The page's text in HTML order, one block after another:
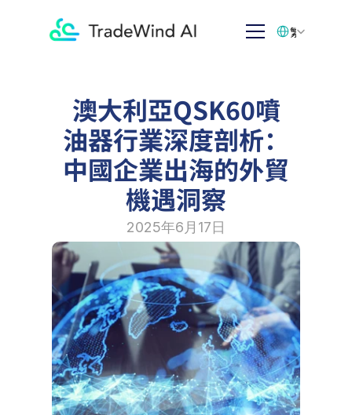
澳大利亞QSK60噴
油器行業深度剖析：
中國企業出海的外貿
機遇洞察
2025年6月17日
繁体中文